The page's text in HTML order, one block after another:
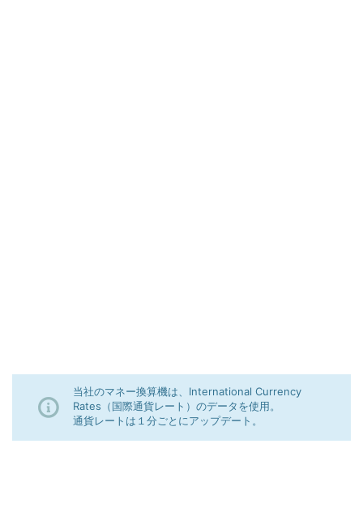
当社のマネー換算機は、International Currency
Rates（国際通貨レート）のデータを使用。
通貨レートは１分ごとにアップデート。